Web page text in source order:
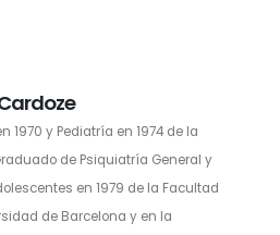
1970 y Pediatría en 1974 de la
de Psiquiatría General y
en 1979 de la Facultad
de Barcelona y en la